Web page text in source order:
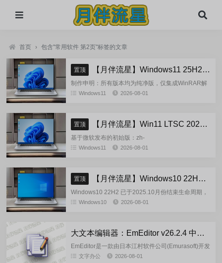
首页 › 包含"常用软件 第2页"标签的文章
置顶 【月伴流星】Windows11 25H2 完整+适量精简多合一安装版2026.08
制作申明：所有版本均为纯净版，仅集成WinRAR解
压缩和VBCRedist_x86_x64和系统必须的软件和运
Windows11 2026-08-01
置顶 【月伴流星】Win11 LTSC 2024 完整+适量精简多合一安装版2026.08
基于微软发布的初始版：zh-
Windows11 2026-08-01
置顶 【月伴流星】Windows10 22H2 完整+适量精简多合一安装版2026.08
Windows10 22H2 已于2025.10月份结束生命周期，
官方已经停止技术支持，考虑到22H2尚有大量用
Windows10 2026-08-01
大文本编辑器：EmEditor v26.2.4 中文绿色版
EmEditor是一款由日本江村软件公司(Emurasoft)开发
的Windows平台轻量专业文本编辑器，是系统记事本
文字办公 2026-08-01